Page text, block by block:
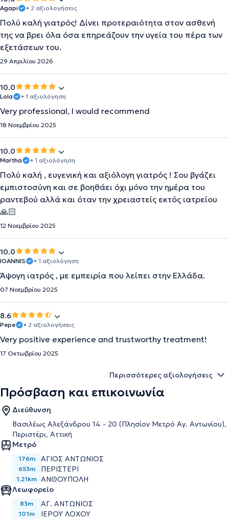
Agapi • 2 αξιολογήσεις
Πολύ καλή γιατρός! Δίνει προτεραιότητα στον ασθενή
της να βρει όλα όσα επηρεάζουν την υγεία του πέρα των
εξετάσεων του.
29 Απριλίου 2026
10.0
Lola • 1 αξιολόγηση
Very professional, I would recommend
18 Νοεμβρίου 2025
10.0
Martha • 1 αξιολόγηση
Πολύ καλή , ευγενική και αξιόλογη γιατρός ! Σου βγάζει
εμπιστοσύνη και σε βοηθάει όχι μόνο την ημέρα του
ραντεβού αλλά και όταν την χρειαστείς εκτός ιατρείου
🙏🏻
12 Νοεμβρίου 2025
10.0
IOANNIS • 1 αξιολόγηση
Άψογη ιατρός , με εμπειρία που λείπει στην Ελλάδα.
07 Νοεμβρίου 2025
8.6
Pepe • 2 αξιολογήσεις
Very positive experience and trustworthy treatment!
17 Οκτωβρίου 2025
Περισσότερες αξιολογήσεις
Πρόσβαση και επικοινωνία
Διεύθυνση
Βασιλέως Αλεξάνδρου 14 - 20 (Πλησίον Μετρό Αγ. Αντωνίου),
Περιστέρι, Αττική
Μετρό
176m ΑΓΙΟΣ ΑΝΤΩΝΙΟΣ
653m ΠΕΡΙΣΤΕΡΙ
1,21km ΑΝΘΟΥΠΟΛΗ
Λεωφορείο
83m ΑΓ. ΑΝΤΩΝΙΟΣ
101m ΙΕΡΟΥ ΛΟΧΟΥ